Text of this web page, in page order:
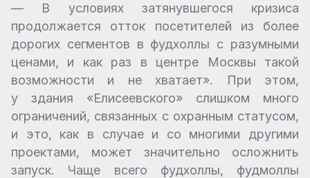
— В условиях затянувшегося кризиса
продолжается отток посетителей из более
дорогих сегментов в фудхоллы с разумными
ценами, и как раз в центре Москвы такой
возможности и не хватает». При этом,
у здания «Елисеевского» слишком много
ограничений, связанных с охранным статусом,
и это, как в случае и со многими другими
проектами, может значительно осложнить
запуск. Чаще всего фудхоллы, фудмоллы